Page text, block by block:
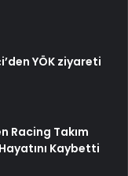
YÖK ziyareti
Racing Takım
Kaybetti